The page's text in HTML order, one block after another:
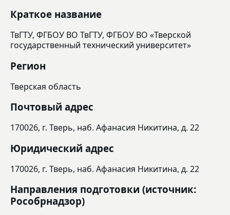
Краткое название
ТвГТУ, ФГБОУ ВО ТвГТУ, ФГБОУ ВО «Тверской
государственный технический университет»
Регион
Тверская область
Почтовый адрес
170026, г. Тверь, наб. Афанасия Никитина, д. 22
Юридический адрес
170026, г. Тверь, наб. Афанасия Никитина, д. 22
Направления подготовки (источник:
Рособрнадзор)